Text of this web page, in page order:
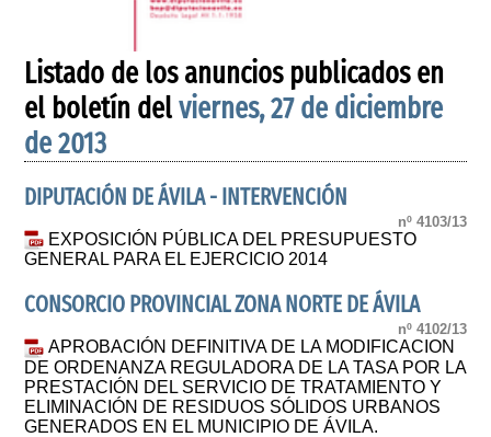
Listado de los anuncios publicados en
el boletín delviernes, 27 de diciembre
de 2013
DIPUTACIÓN DE ÁVILA - INTERVENCIÓN
nº 4103/13
EXPOSICIÓN PÚBLICA DEL PRESUPUESTO
GENERAL PARA EL EJERCICIO 2014
CONSORCIO PROVINCIAL ZONA NORTE DE ÁVILA
nº 4102/13
APROBACIÓN DEFINITIVA DE LA MODIFICACION
DE ORDENANZA REGULADORA DE LA TASA POR LA
PRESTACIÓN DEL SERVICIO DE TRATAMIENTO Y
ELIMINACIÓN DE RESIDUOS SÓLIDOS URBANOS
GENERADOS EN EL MUNICIPIO DE ÁVILA.